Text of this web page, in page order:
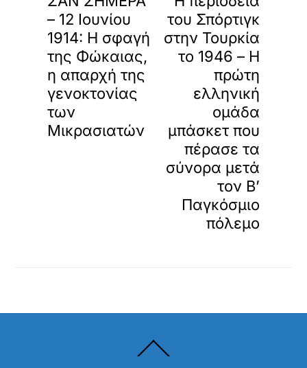
– 12 Ιουνίου
1914: H σφαγή
της Φώκαιας,
η απαρχή της
γενοκτονίας
των
Μικρασιατών
του Σπόρτιγκ
στην Τουρκία
το 1946 – Η
πρώτη
ελληνική
ομάδα
μπάσκετ που
πέρασε τα
σύνορα μετά
τον Β’
Παγκόσμιο
πόλεμο
To